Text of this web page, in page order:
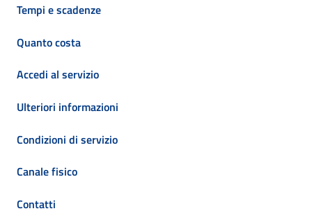
Tempi e scadenze
Quanto costa
Accedi al servizio
Ulteriori informazioni
Condizioni di servizio
Canale fisico
Contatti